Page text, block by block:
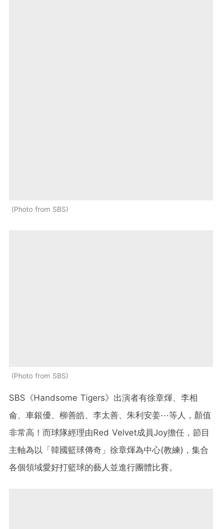
Photo from SBS
Photo from SBS
SBS《Handsome Tigers》出演者有徐章煇、李相
侖、車銀優、柳善皓、李太善、朱利安姜⋯等人，顏值
非常高！而球隊經理由Red Velvet成員Joy擔任，節目
主軸為以「韓國籃球傳奇」徐章煇為中心(教練)，集合
各個領域愛好打籃球的藝人並進行團體比賽。